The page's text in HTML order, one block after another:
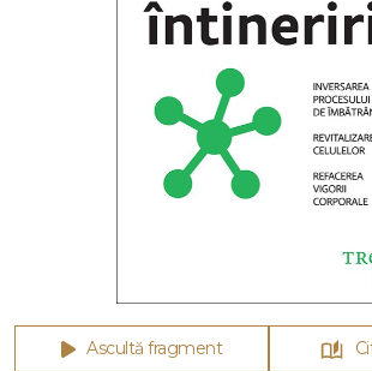
Ascultă fragment